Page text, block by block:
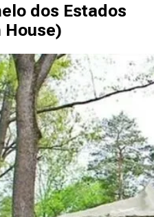
dos Estados
House)